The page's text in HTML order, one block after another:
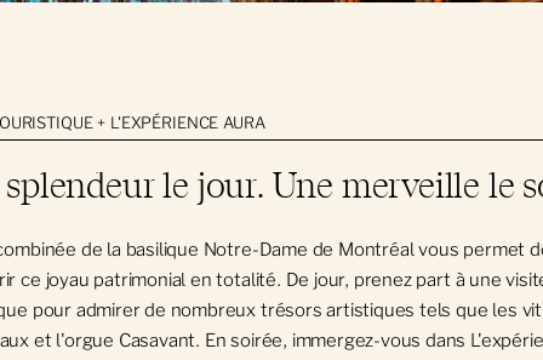
+ L'EXPÉRIENCE AURA
le jour. Une merveille le
de la basilique Notre-Dame de Montréal vous permet
ce joyau patrimonial en totalité. De jour, prenez part à une
pour admirer de nombreux trésors artistiques tels que les
et l'orgue Casavant. En soirée, immergez-vous dans